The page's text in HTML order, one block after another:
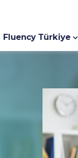
Fluency Türkiye